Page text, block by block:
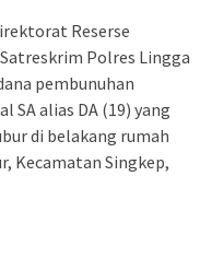
Reserse
Polres Lingga
pembunuhan
SA alias DA (19) yang
di belakang rumah
Kecamatan Singkep,